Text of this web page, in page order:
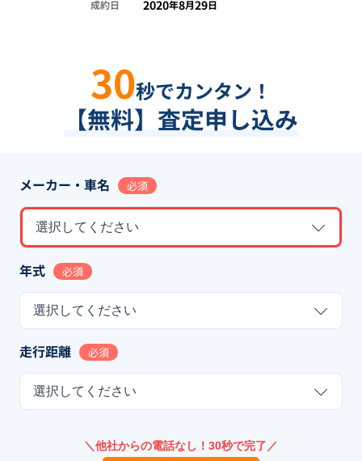
成約日
2020年8月29日
30秒でカンタン！
【無料】査定申し込み
メーカー・車名 必須
選択してください
年式 必須
選択してください
走行距離 必須
選択してください
＼他社からの電話なし！30秒で完了／